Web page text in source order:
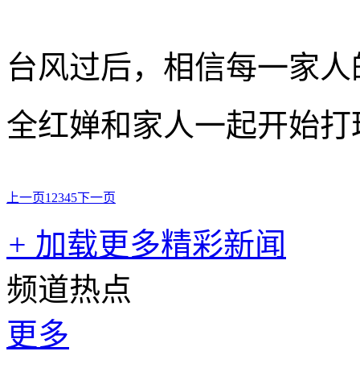
台风过后，相信每一家
全红婵和家人一起开始
上一页1 2345下一页
+ 加载更多精彩新闻
频道热点
更多